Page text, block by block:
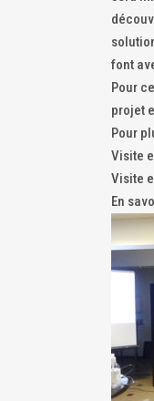
font
Pour
projet
Pour
Visite
Visite
En